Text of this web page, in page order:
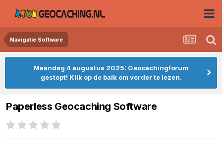
Navigatie Software
Maandag 4 augustus 2025: Geocachingforum
gestopt! Klik op de balk om verder te lezen.
Paperless Geocaching Software